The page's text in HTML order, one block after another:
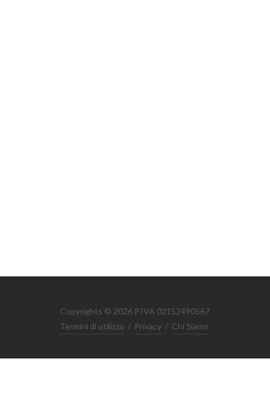
Copyrights © 2026 P.IVA 02152490567
Termini di utilizzo / Privacy / Chi Siamo